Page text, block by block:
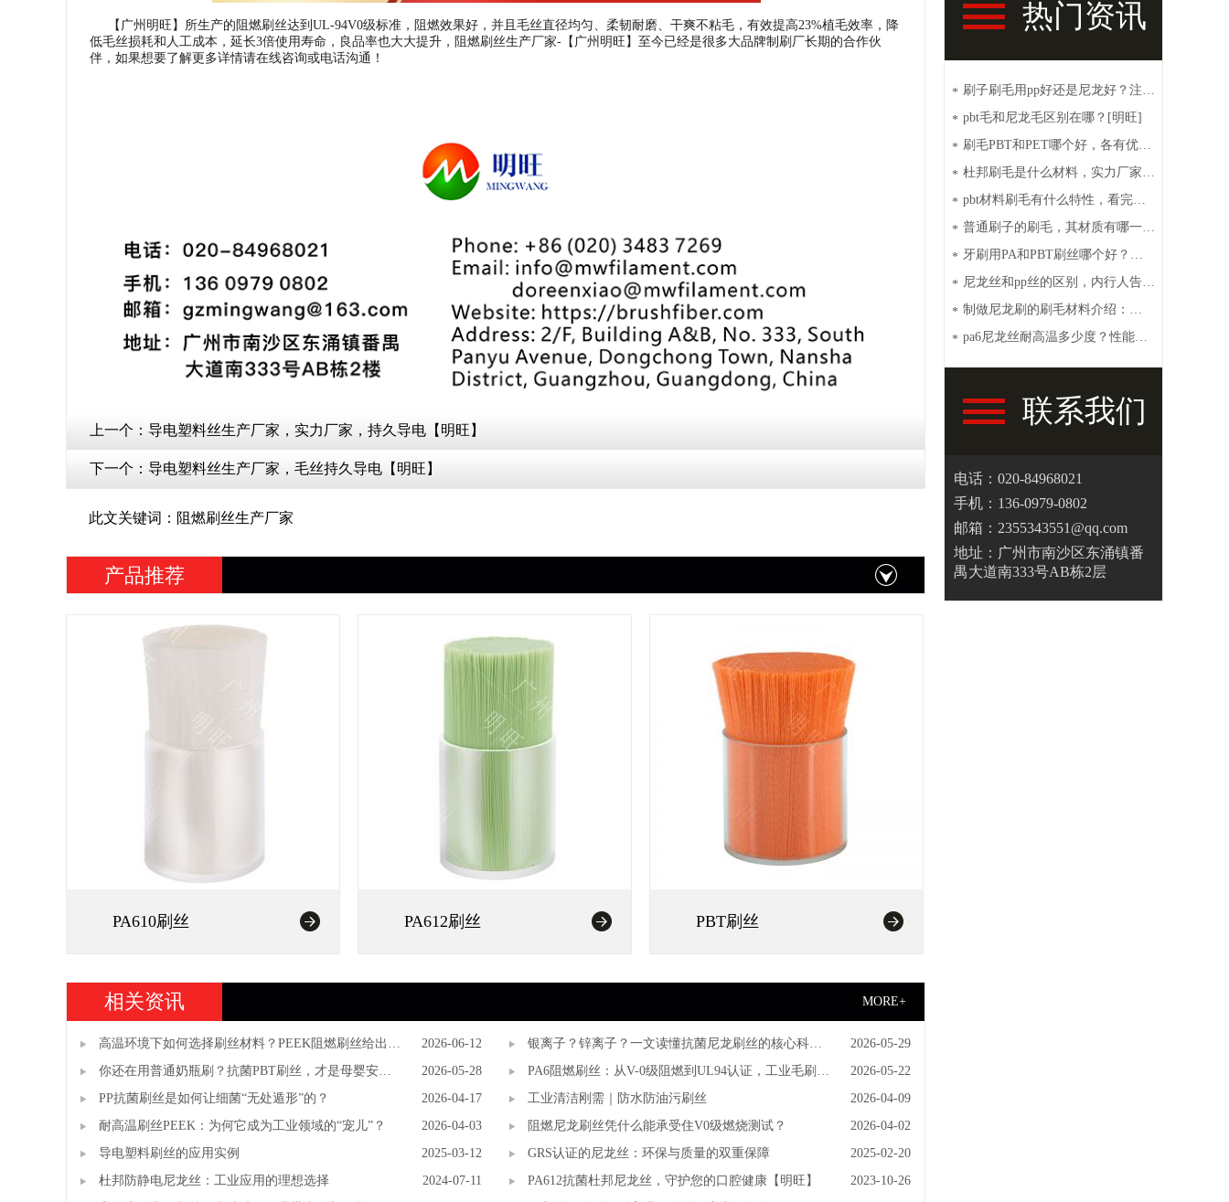
【广州明旺】所生产的阻燃刷丝达到UL-94V0级标准，阻燃效果好，并且毛丝直径均匀、柔韧耐磨、干爽不粘毛，有效提高23%植毛效率，降
低毛丝损耗和人工成本，延长3倍使用寿命，良品率也大大提升，阻燃刷丝生产厂家-【广州明旺】至今已经是很多大品牌制刷厂长期的合作伙
伴，如果想要了解更多详情请在线咨询或电话沟通！
上一个： 导电塑料丝生产厂家，实力厂家，持久导电【明旺】
下一个： 导电塑料丝生产厂家，毛丝持久导电【明旺】
此文关键词：阻燃刷丝生产厂家
产品推荐
PA610刷丝 PA612刷丝 PBT刷丝
相关资讯 MORE+
高温环境下如何选择刷丝材料？PEEK阻燃刷丝给出答
案
2026-06-12
银离子？锌离子？一文读懂抗菌尼龙刷丝的核心科技
与选择标准
2026-05-29
你还在用普通奶瓶刷？抗菌PBT刷丝，才是母婴安全
真正的“隐形守护者”
2026-05-28
PA6阻燃刷丝：从V-0级阻燃到UL94认证，工业毛刷的
安全底线谁来守护？
2026-05-22
PP抗菌刷丝是如何让细菌“无处遁形”的？
2026-04-17 工业清洁刚需｜防水防油污刷丝
2026-04-09
耐高温刷丝PEEK：为何它成为工业领域的“宠儿”？
2026-04-03 阻燃尼龙刷丝凭什么能承受住V0级燃烧测试？
2026-04-02
导电塑料刷丝的应用实例
2025-03-12 GRS认证的尼龙丝：环保与质量的双重保障
2025-02-20
杜邦防静电尼龙丝：工业应用的理想选择
2024-07-11 PA612抗菌杜邦尼龙丝，守护您的口腔健康【明旺】
2023-10-26
热门资讯
* 刷子刷毛用pp好还是尼龙好？注意
这些【明旺】
* pbt毛和尼龙毛区别在哪？[明旺]
* 刷毛PBT和PET哪个好，各有优点
[明旺]
* 杜邦刷毛是什么材料，实力厂家带
你了解【明旺】
* pbt材料刷毛有什么特性，看完你
就秒懂【明旺】
* 普通刷子的刷毛，其材质有哪一
些？【明旺】
* 牙刷用PA和PBT刷丝哪个好？性
价比高选这种[明旺]
* 尼龙丝和pp丝的区别，内行人告诉
你【明旺】
* 制做尼龙刷的刷毛材料介绍：
PA6、PA66、PET和PBT
* pa6尼龙丝耐高温多少度？性能特
点介绍【明旺】
联系我们
电话：020-84968021
手机：136-0979-0802
邮箱：2355343551@qq.com
地址：广州市南沙区东涌镇番
禺大道南333号AB栋2层